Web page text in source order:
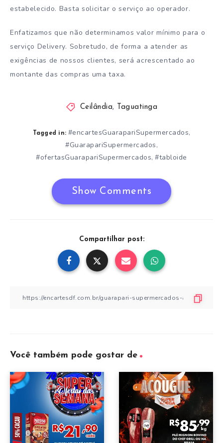
estabelecido. Basta solicitar o serviço ao operador.
Enfatizamos que não determinamos valor mínimo para o
serviço Delivery. Sobretudo, de forma a atender as
exigências de nossos clientes, será acrescentado ao
montante das compras uma taxa.
Ceilândia, Taguatinga
Tagged in: #encartesGuarapariSupermercados,
#GuarapariSupermercados,
#ofertasGuarapariSupermercados,#tabloide
Show Comments
Compartilhar post:
Você também pode gostar de